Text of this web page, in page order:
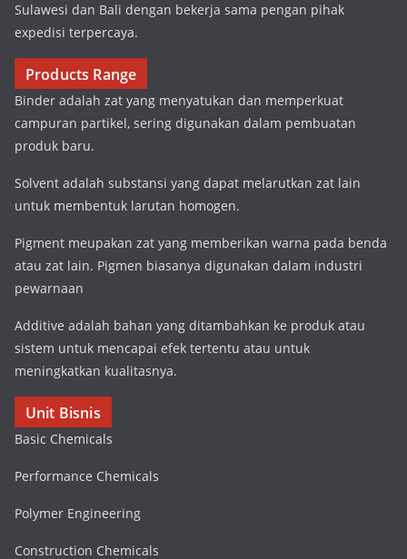
Sulawesi dan Bali dengan bekerja sama pengan pihak
expedisi terpercaya.
Products Range
Binder adalah zat yang menyatukan dan memperkuat
campuran partikel, sering digunakan dalam pembuatan
produk baru.
Solvent adalah substansi yang dapat melarutkan zat lain
untuk membentuk larutan homogen.
Pigment meupakan zat yang memberikan warna pada benda
atau zat lain. Pigmen biasanya digunakan dalam industri
pewarnaan
Additive adalah bahan yang ditambahkan ke produk atau
sistem untuk mencapai efek tertentu atau untuk
meningkatkan kualitasnya.
Unit Bisnis
Basic Chemicals
Performance Chemicals
Polymer Engineering
Construction Chemicals